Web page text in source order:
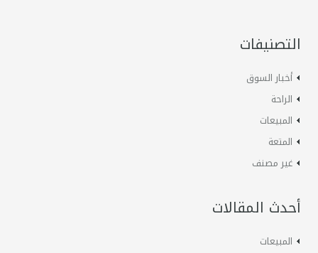
التصنيفات
أخبار السوق
الراحة
المبيعات
المتعة
غير مصنف
أحدث المقالات
المبيعات